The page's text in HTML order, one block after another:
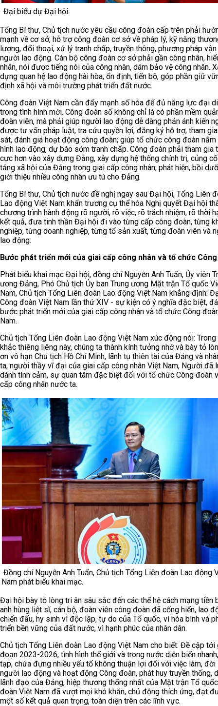
Đại biểu dự Đại hội.
Tổng Bí thư, Chủ tịch nước yêu cầu công đoàn cấp trên phải
mạnh về cơ sở, hỗ trợ công đoàn cơ sở về pháp lý, kỹ năng
lượng, đối thoại, xử lý tranh chấp, truyền thông, phương pháp
người lao động. Cán bộ công đoàn cơ sở phải gần công nhân,
nhân, nói được tiếng nói của công nhân, dám bảo vệ công nhân.
dựng quan hệ lao động hài hòa, ổn định, tiến bộ, góp phần giữ
định xã hội và môi trường phát triển đất nước.
Công đoàn Việt Nam cần đẩy mạnh số hóa để đủ năng lực đại
trong tình hình mới. Công đoàn số không chỉ là có phần mềm
đoàn viên, mà phải giúp người lao động dễ dàng phản ánh kiến
được tư vấn pháp luật, tra cứu quyền lợi, đăng ký hỗ trợ, tham
sát, đánh giá hoạt động công đoàn; giúp tổ chức công đoàn nắm
hình lao động, dự báo sớm tranh chấp. Công đoàn phải tham gia
cực hơn vào xây dựng Đảng, xây dựng hệ thống chính trị, củng
tảng xã hội của Đảng trong giai cấp công nhân; phát hiện, bồi
giới thiệu nhiều công nhân ưu tú cho Đảng.
Tổng Bí thư, Chủ tịch nước đề nghị ngay sau Đại hội, Tổng Liên
Lao động Việt Nam khẩn trương cụ thể hóa Nghị quyết Đại hội
chương trình hành động rõ người, rõ việc, rõ trách nhiệm, rõ thời
kết quả, đưa tinh thần Đại hội đi vào từng cấp công đoàn, từng
nghiệp, từng doanh nghiệp, từng tổ sản xuất, từng đoàn viên và
lao động.
Bước phát triển mới của giai cấp công nhân và tổ chức
Phát biểu khai mạc Đại hội, đồng chí Nguyễn Anh Tuấn, Ủy viên
ương Đảng, Phó Chủ tịch Ủy ban Trung ương Mặt trận Tổ quốc
Nam, Chủ tịch Tổng Liên đoàn Lao động Việt Nam khẳng định:
Công đoàn Việt Nam lần thứ XIV - sự kiện có ý nghĩa đặc biệt,
bước phát triển mới của giai cấp công nhân và tổ chức Công
Nam.
Chủ tịch Tổng Liên đoàn Lao động Việt Nam xúc động nói:
khắc thiêng liêng này, chúng ta thành kính tưởng nhớ và bày tỏ
ơn vô hạn Chủ tịch Hồ Chí Minh, lãnh tụ thiên tài của Đảng và
ta, người thầy vĩ đại của giai cấp công nhân Việt Nam, Người đã
dành tình cảm, sự quan tâm đặc biệt đối với tổ chức Công đoàn
cấp công nhân nước ta.
Đồng chí Nguyễn Anh Tuấn, Chủ tịch Tổng Liên đoàn Lao động
Nam phát biểu khai mạc.
Đại hội bày tỏ lòng tri ân sâu sắc đến các thế hệ cách mạng tiền
anh hùng liệt sĩ, cán bộ, đoàn viên công đoàn đã cống hiến, lao
chiến đấu, hy sinh vì độc lập, tự do của Tổ quốc, vì hòa bình và
triển bền vững của đất nước, vì hạnh phúc của nhân dân.
Chủ tịch Tổng Liên đoàn Lao động Việt Nam cho biết: Đề cập tới
đoạn 2023-2026, tình hình thế giới và trong nước diễn biến
tạp, chứa đựng nhiều yếu tố không thuận lợi đối với việc làm, đời
người lao động và hoạt động Công đoàn, phát huy truyền thống,
lãnh đạo của Đảng, hiệp thương thống nhất của Mặt trận Tổ
đoàn Việt Nam đã vượt mọi khó khăn, chủ động thích ứng, đạt
một số kết quả quan trọng, toàn diện trên các lĩnh vực.